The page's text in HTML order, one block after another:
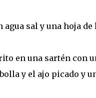
sal y una hoja
en una sartén con
y el ajo picado y